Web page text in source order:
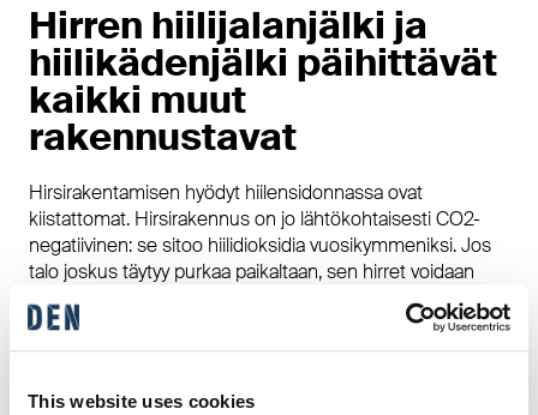
This website uses cookies
Hirren hiilijalanjälki ja
hiilikädenjälki päihittävät
kaikki muut
rakennustavat
Hirsirakentamisen hyödyt hiilensidonnassa ovat
kiistattomat. Hirsirakennus on jo lähtökohtaisesti CO2-
negatiivinen: se sitoo hiilidioksidia vuosikymmeniksi. Jos
talo joskus täytyy purkaa paikaltaan, sen hirret voidaan
käyttää uudestaan toisessa rakennuksessa, tai polttaa
energiaksi, mikä tekee siitä muihin
rakennusmateriaaleihin verrattuna ympäristön kannalta